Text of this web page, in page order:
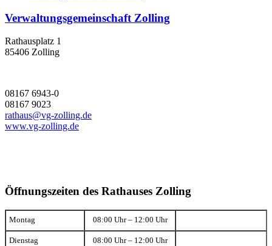
Verwaltungsgemeinschaft Zolling
Rathausplatz 1
85406 Zolling
08167 6943-0
08167 9023
rathaus@vg-zolling.de
www.vg-zolling.de
Öffnungszeiten des Rathauses Zolling
Montag 08:00 Uhr – 12:00 Uhr
Dienstag 08:00 Uhr – 12:00 Uhr